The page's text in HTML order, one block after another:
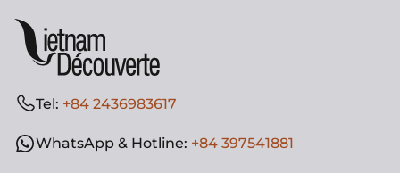
Tel: +84 2436983617
WhatsApp & Hotline: +84 397541881